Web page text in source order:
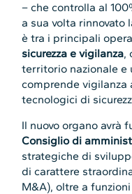
– che controlla al
a sua volta rinnovato
è tra i principali
sicurezza e vigilanza,
territorio nazionale e
comprende vigilanza
tecnologici di
Il nuovo organo avrà
Consiglio di
strategiche di
di carattere
M&A), oltre a